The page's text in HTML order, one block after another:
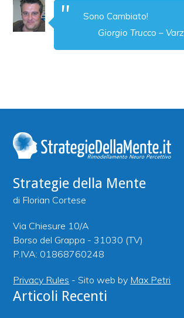
Sono Cambiato!
Giorgio Trucco –
Strategie della Mente
di Florian Cortese
Via Chiesure 10/A
Borso del Grappa - 31030 (TV)
P.IVA: 01868760248
Privacy Rules - Sito web by Max Petri
Articoli Recenti